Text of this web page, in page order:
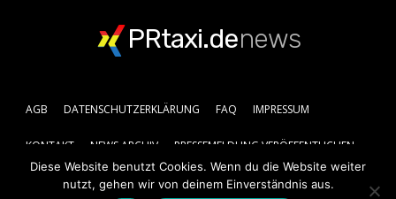
PRtaxi.denews
AGB DATENSCHUTZERKLÄRUNG FAQ IMPRESSUM
KONTAKT NEWS ARCHIV PRESSEMELDUNG VERÖFFENTLICHEN
Diese Website benutzt Cookies. Wenn du die Website weiter
nutzt, gehen wir von deinem Einverständnis aus.